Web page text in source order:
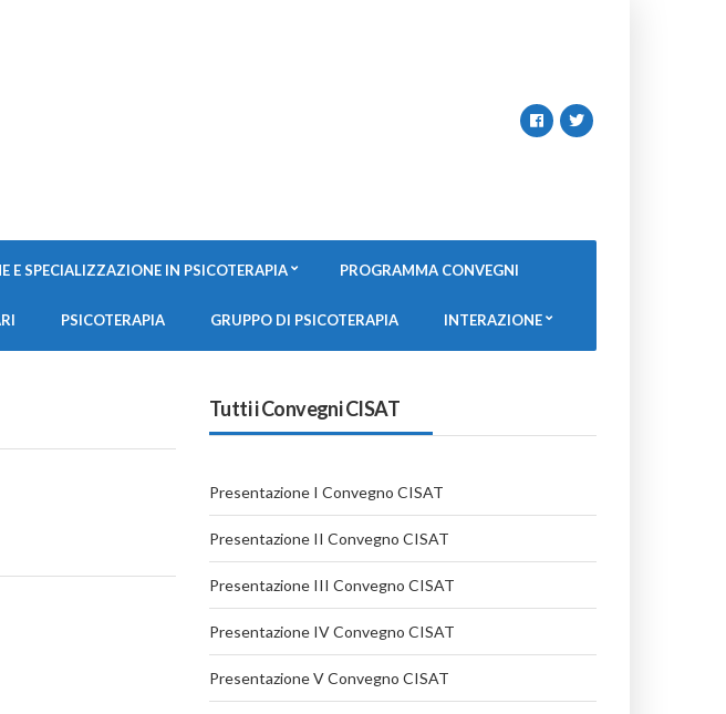
E SPECIALIZZAZIONE IN PSICOTERAPIA PROGRAMMA CONVEGNI
PSICOTERAPIA GRUPPO DI PSICOTERAPIA INTERAZIONE
Tutti i Convegni CISAT
Presentazione I Convegno CISAT
Presentazione II Convegno CISAT
Presentazione III Convegno CISAT
Presentazione IV Convegno CISAT
Presentazione V Convegno CISAT